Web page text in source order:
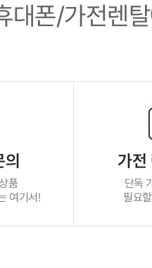
대폰/가전렌
품
여기서!
가전
단독
필요